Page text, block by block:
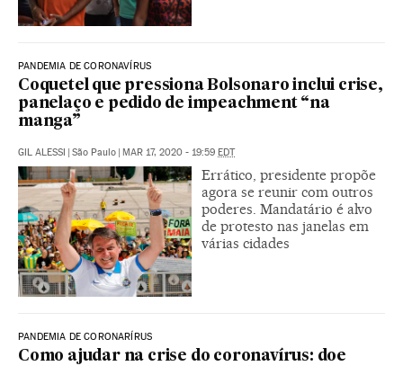
PANDEMIA DE CORONAVÍRUS
Coquetel que pressiona Bolsonaro inclui crise,
panelaço e pedido de impeachment “na
manga”
GIL ALESSI São Paulo MAR 17, 2020 - 19:59 EDT
Errático, presidente propõe
agora se reunir com outros
poderes. Mandatário é alvo
de protesto nas janelas em
várias cidades
PANDEMIA DE CORONARÍRUS
Como ajudar na crise do coronavírus: doe